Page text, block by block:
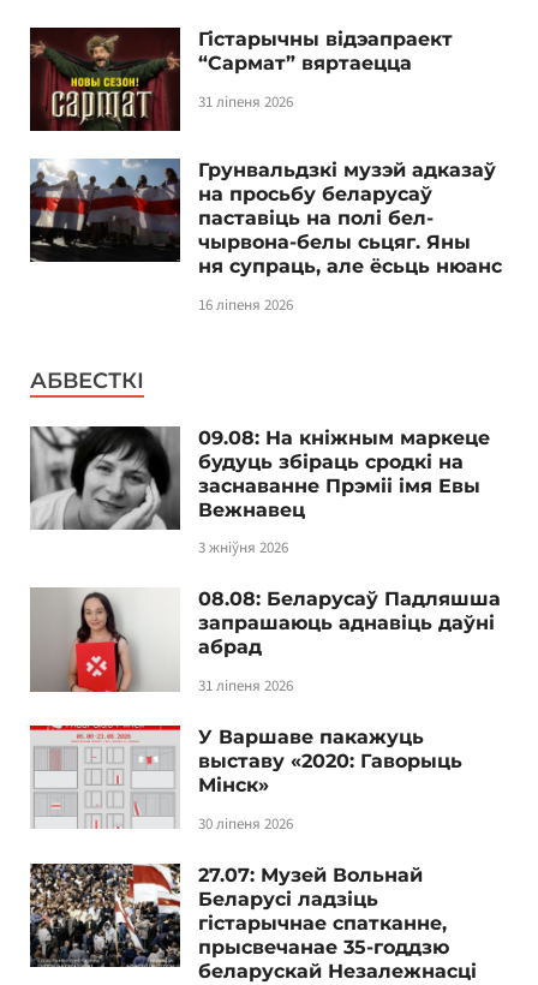
Гістарычны відэапраект
“Сармат” вяртаецца
31 ліпеня 2026
Грунвальдзкі музэй адказаў
на просьбу беларусаў
паставіць на полі бел-
чырвона-белы сьцяг. Яны
ня супраць, але ёсьць нюанс
16 ліпеня 2026
АБВЕСТКІ
09.08: На кніжным маркеце
будуць збіраць сродкі на
заснаванне Прэміі імя Евы
Вежнавец
3 жніўня 2026
08.08: Беларусаў Падляшша
запрашаюць аднавіць даўні
абрад
31 ліпеня 2026
У Варшаве пакажуць
выставу «2020: Гаворыць
Мінск»
30 ліпеня 2026
27.07: Музей Вольнай
Беларусі ладзіць
гістарычнае спатканне,
прысвечанае 35-годдзю
беларускай Незалежнасці